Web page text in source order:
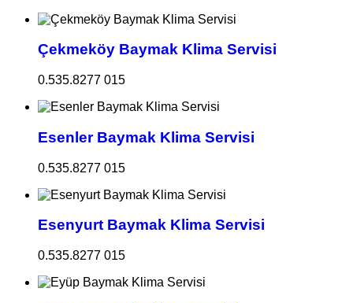
Çekmeköy Baymak Klima Servisi
0.535.8277 015
Esenler Baymak Klima Servisi
0.535.8277 015
Esenyurt Baymak Klima Servisi
0.535.8277 015